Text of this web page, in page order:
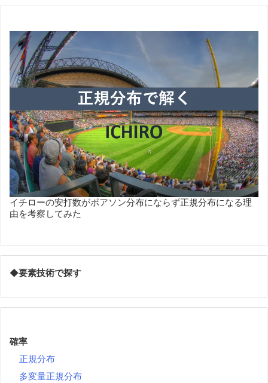
イチローの安打数がポアソン分布にならず正規分布になる理
由を考察してみた
◆要素技術で探す
確率
正規分布
多変量正規分布